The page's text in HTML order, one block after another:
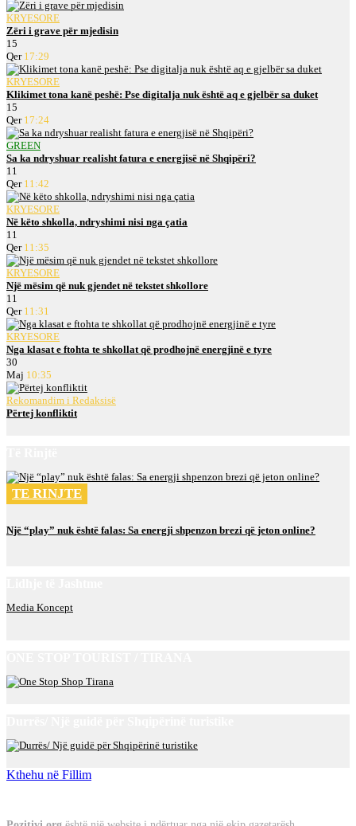
KRYESORE
Zëri i grave për mjedisin
15
Qer 17:29
KRYESORE
Klikimet tona kanë peshë: Pse digitalja nuk është aq e gjelbër sa duket
15
Qer 17:24
GREEN
Sa ka ndryshuar realisht fatura e energjisë në Shqipëri?
11
Qer 11:42
KRYESORE
Në këto shkolla, ndryshimi nisi nga çatia
11
Qer 11:35
KRYESORE
Një mësim që nuk gjendet në tekstet shkollore
11
Qer 11:31
KRYESORE
Nga klasat e ftohta te shkollat që prodhojnë energjinë e tyre
30
Maj 10:35
Rekomandim i Redaksisë
Përtej konfliktit
TE RINJTE
Një “play” nuk është falas: Sa energji shpenzon brezi që jeton online?
Media Koncept
Kthehu në Fillim